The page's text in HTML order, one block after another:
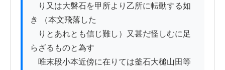
り又は大磐石を甲所より乙所に転動する如
き （本文飛落した
りとあれとも信じ難し）又甚だ怪しむに足
らざるものと為す
唯末段小本近傍に在りては釜石大槌山田等